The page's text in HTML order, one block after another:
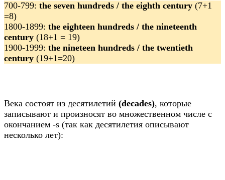
700-799: the seven hundreds / the eighth century (7+1
=8)
1800-1899: the eighteen hundreds / the nineteenth
century (18+1 = 19)
1900-1999: the nineteen hundreds / the twentieth
century (19+1=20)
Века состоят из десятилетий (decades), которые
записывают и произносят во множественном числе с
окончанием -s (так как десятилетия описывают
несколько лет):